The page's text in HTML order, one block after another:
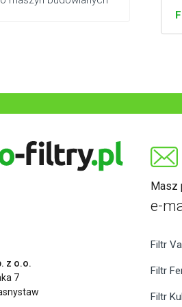
Masz
e-
z o.o.
7
Filtr
Filtr
Filtr